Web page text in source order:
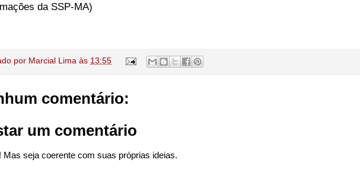
da SSP-MA)
por Marcial Lima às 13:55
comentário:
um comentário
Mas seja coerente com suas próprias ideias.